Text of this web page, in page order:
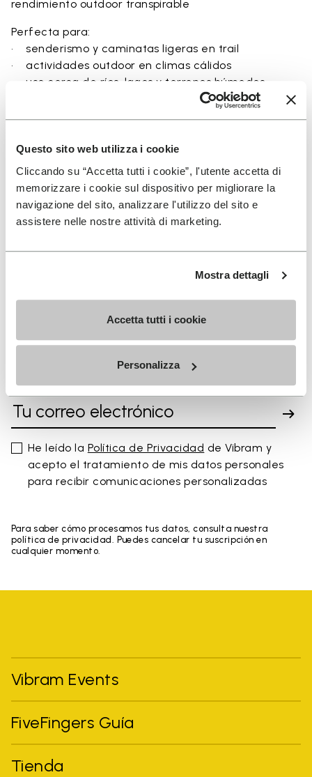
Questo sito web utilizza i cookie
Cliccando su “Accetta tutti i cookie”, l'utente accetta di
memorizzare i cookie sul dispositivo per migliorare la
navigazione del sito, analizzare l'utilizzo del sito e
assistere nelle nostre attività di marketing.
Mostra dettagli
Accetta tutti i cookie
Personalizza
rendimiento outdoor transpirable
Perfecta para:
• senderismo y caminatas ligeras en trail
• actividades outdoor en climas cálidos
• uso cerca de ríos, lagos y terrenos húmedos
• viajes y exploración con enfoque en
sensación del suelo
Detalles
FAQs
He leído la Política de Privacidad de Vibram y
acepto el tratamiento de mis datos personales
para recibir comunicaciones personalizadas
Para saber cómo procesamos tus datos, consulta nuestra
política de privacidad. Puedes cancelar tu suscripción en
cualquier momento.
Vibram Events
FiveFingers Guía
Tienda